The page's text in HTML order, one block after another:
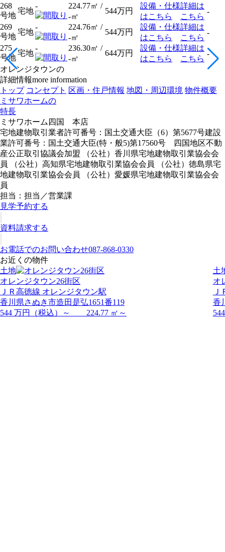
268
号地
宅地
-
224.77㎡ /
-㎡
544万円
設備・仕様
はこちら
詳細は
こちら
-
269
号地
宅地
-
224.76㎡ /
-㎡
544万円
設備・仕様
はこちら
詳細は
こちら
-
275
号地
宅地
-
236.30㎡ /
-㎡
644万円
設備・仕様
はこちら
詳細は
こちら
-
オレンジタウンの
詳細情報more information
トップ コンセプト 区画・住戸情報 地図・周辺環境 物件概要
ミサワホームの
特長
ミサワホーム四国 本店
宅地建物取引業者許可番号：国土交通大臣（6）第5677号建設
業許可番号：国土交通大臣(特・般5)第17560号 四国地区不動
産公正取引協議会加盟 （公社）香川県宅地建物取引業協会会
員 （公社）高知県宅地建物取引業協会会員 （公社）徳島県宅
地建物取引業協会会員 （公社）愛媛県宅地建物取引業協会会
員
担当：担当／営業課
見学予約する
資料請求する
お電話でのお問い合わせ087-868-0330
お近くの物件
土地
オレンジタウン26街区
ＪＲ高徳線 オレンジタウン駅
香川県さぬき市造田是弘1651番119
544 万円（税込）～ 224.77 ㎡～
土
オ
香